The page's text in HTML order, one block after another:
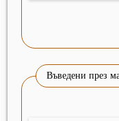
Въведени през